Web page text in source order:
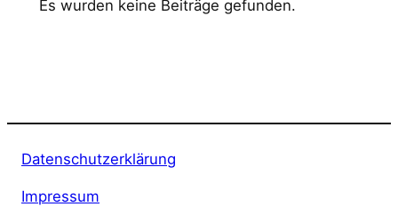
Es wurden keine Beiträge gefunden.
Datenschutzerklärung
Impressum